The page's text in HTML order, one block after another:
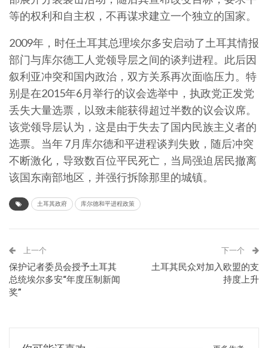
等的权利和自主权，不再谋求建立一个独立的国家。
2009年，时任土耳其总理埃尔多安启动了土耳其情报
部门与库尔德工人党领导层之间的谈判进程。此后因
叙利亚冲突和国内政治，双方关系再次面临压力。特
别是在2015年6月举行的议会选举中，执政党正发党
丢失大量选票，以致未能获得超过半数的议会议席。
该党领导层认为，这是由于失去了国内民族主义者的
选票。当年 7月库尔德和平进程谈判失败，随后冲突
不断激化，导致数百位平民死亡，当局强迫居民撤离
该国东南部地区，并强行拆除那里的城镇。
土耳其政府 库尔德和平进程政策
上一个
保护记者委员会授予土耳其
总统埃尔多安“年度压制新闻
奖”
下一个
土耳其民众对加入欧盟的支
持度上升